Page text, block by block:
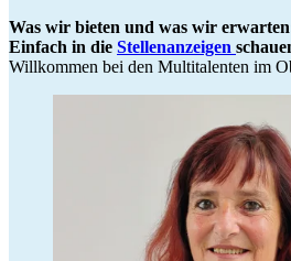
Was wir bieten und was wir
Einfach in die Stellenanzeigen
Willkommen bei den Multitalenten im